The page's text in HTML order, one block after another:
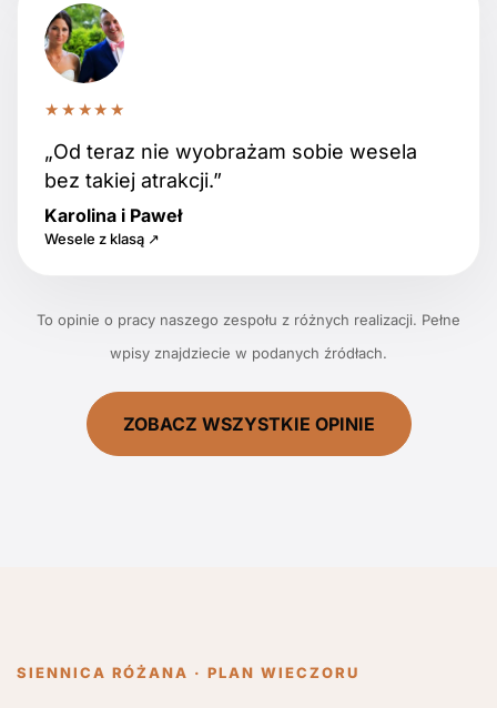
★★★★★
„Od teraz nie wyobrażam sobie wesela
bez takiej atrakcji.”
Karolina i Paweł
Wesele z klasą ↗
To opinie o pracy naszego zespołu z różnych realizacji. Pełne
wpisy znajdziecie w podanych źródłach.
ZOBACZ WSZYSTKIE OPINIE
SIENNICA RÓŻANA · PLAN WIECZORU